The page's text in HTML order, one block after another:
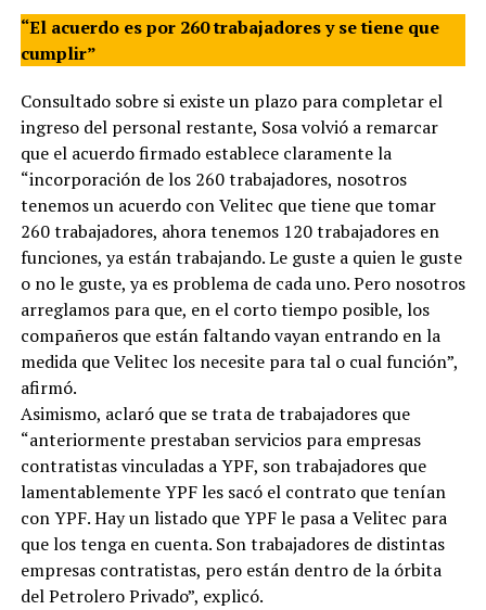
“El acuerdo es por 260 trabajadores y se tiene que
cumplir”
Consultado sobre si existe un plazo para completar el
ingreso del personal restante, Sosa volvió a remarcar
que el acuerdo firmado establece claramente la
“incorporación de los 260 trabajadores, nosotros
tenemos un acuerdo con Velitec que tiene que tomar
260 trabajadores, ahora tenemos 120 trabajadores en
funciones, ya están trabajando. Le guste a quien le guste
o no le guste, ya es problema de cada uno. Pero nosotros
arreglamos para que, en el corto tiempo posible, los
compañeros que están faltando vayan entrando en la
medida que Velitec los necesite para tal o cual función”,
afirmó.
Asimismo, aclaró que se trata de trabajadores que
“anteriormente prestaban servicios para empresas
contratistas vinculadas a YPF, son trabajadores que
lamentablemente YPF les sacó el contrato que tenían
con YPF. Hay un listado que YPF le pasa a Velitec para
que los tenga en cuenta. Son trabajadores de distintas
empresas contratistas, pero están dentro de la órbita
del Petrolero Privado”, explicó.